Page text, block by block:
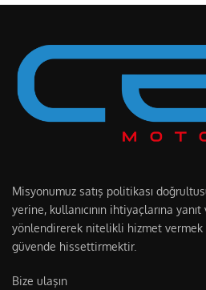
Misyonumuz satış politikası
yerine, kullanıcının ihtiyaçlarına
yönlendirerek nitelikli hizmet
güvende hissettirmektir.
Bize ulaşın